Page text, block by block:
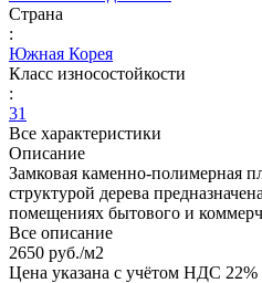
Страна
:
Южная Корея
Класс износостойкости
:
31
Все характеристики
Описание
Замковая каменно-полимерная
структурой дерева
помещениях бытового и
Все описание
2650 руб./м2
Цена указана с учётом НДС 22%